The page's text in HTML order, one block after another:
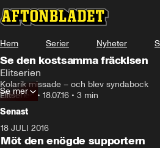
Hem Serier Nyheter
Se den kostsamma fräckisen
Elitserien
Kolarik missade – och blev syndabock
Elitserien• 18.07.16 • 3 min
Se mer
Senast
18 JULI 2016
Möt den enögde supportern